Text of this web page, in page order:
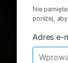
Nie
poniżej,
Adres e-